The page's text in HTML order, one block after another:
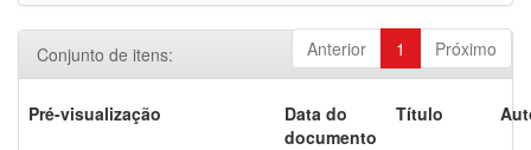
Anterior 1 Próximo
Conjunto de itens:
Pré-visualização
Data do
documento
Título